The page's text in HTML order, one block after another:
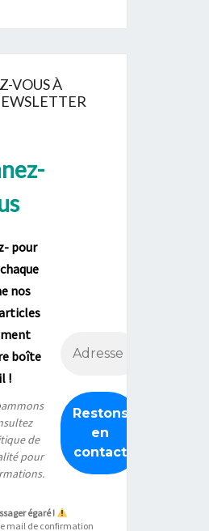
VOUS À
pour
nos
boîte
!
de
pour
égaré !
mail de confirmation